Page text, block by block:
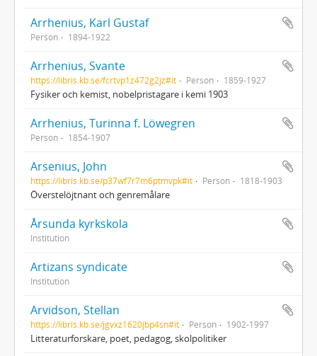
Arrhenius, Karl Gustaf
Person 1894-1922
Arrhenius, Svante
https://libris.kb.se/fcrtvp1z472g2jz#it Person 1859-1927
Fysiker och kemist, nobelpristagare i kemi 1903
Arrhenius, Turinna f. Löwegren
Person 1854-1907
Arsenius, John
https://libris.kb.se/p37wf7r7m6ptmvpk#it Person 1818-1903
Överstelöjtnant och genremålare
Årsunda kyrkskola
Institution
Artizans syndicate
Institution
Arvidson, Stellan
https://libris.kb.se/jgvxz1620jbp4sn#it Person 1902-1997
Litteraturforskare, poet, pedagog, skolpolitiker